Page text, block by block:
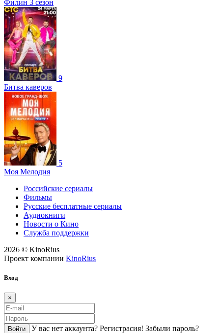
Филин 3 сезон
9
Битва каверов
5
Моя Мелодия
Российские сериалы
Фильмы
Русские бесплатные сериалы
Аудиокниги
Новости о Кино
Служба поддержки
2026 © KinoRius
Проект компании KinoRius
Вход
×
Войти У вас нет аккаунта? Регистраcия! Забыли пароль?